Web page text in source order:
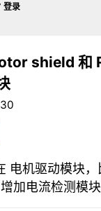
shield 和
电机驱动模块，
加电流检测模块
登录